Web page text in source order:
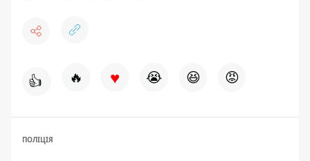
👍 🔥 ♥ 😭 😆 😡
ПОЛІЦІЯ